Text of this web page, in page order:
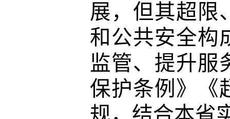
展，但其超限
和公共安全构
监管、提升服
保护条例》《